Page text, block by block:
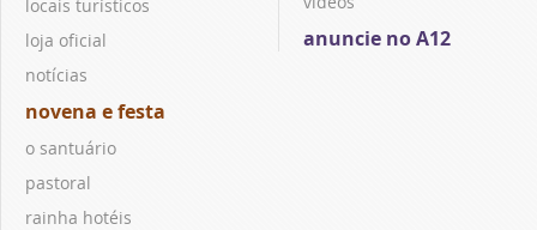
locais turísticos
loja oficial
notícias
novena e festa
o santuário
pastoral
rainha hotéis
anuncie no A12